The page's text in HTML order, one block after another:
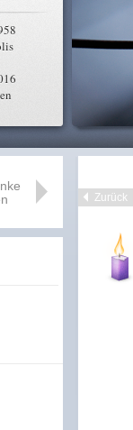
Zurück